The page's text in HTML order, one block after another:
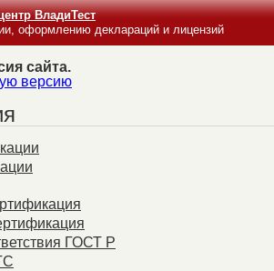
ВладиТест
оформлению деклараций и лицензий
сайта.
версию
ГОСТ Р